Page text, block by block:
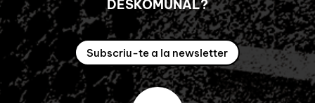
DESKOMUNAL?
Subscriu-te a la newsletter